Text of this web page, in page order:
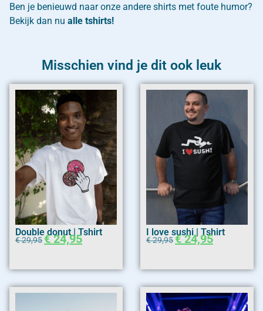
Ben je benieuwd naar onze andere shirts met foute humor?
Bekijk dan nu alle tshirts!
Misschien vind je dit ook leuk
Double donut | Tshirt
€29,95 €24,95 I love sushi | Tshirt
€29,95€24,95